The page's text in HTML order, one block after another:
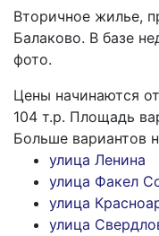
Вторичное жилье,
Балаково. В базе
фото.
Цены начинаются от
104 т.р. Площадь
Больше вариантов
улица Ленина
улица Факел
улица
улица